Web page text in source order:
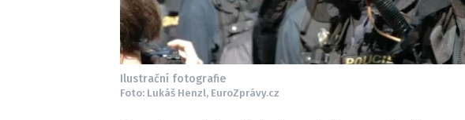
Ilustrační fotografie
Foto: Lukáš Henzl, EuroZprávy.cz